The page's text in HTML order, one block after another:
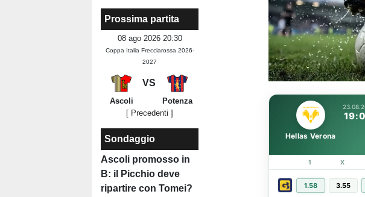
Prossima partita
08 ago 2026 20:30
Coppa Italia Frecciarossa 2026-
2027
VS
Ascoli
Potenza
[ Precedenti ]
Sondaggio
Ascoli promosso in
B: il Picchio deve
ripartire con Tomei?
Unmute
Loaded:
100.00%
Hellas Verona
1 X
1.58 3.55